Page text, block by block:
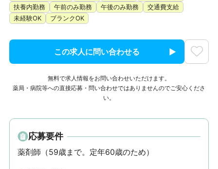
扶養内勤務
午前のみ勤務 午後のみ勤務
交通費支給
未経験OK
ブランクOK
この求人に問い合わせる
無料で求人情報をお問い合わせいただけます。
薬局・病院等への直接応募・問い合わせではありませんのでご安心くださ
い。
応募要件
薬剤師（59歳まで。定年60歳のため）